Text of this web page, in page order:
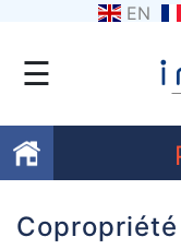
EN
☰
Favoris